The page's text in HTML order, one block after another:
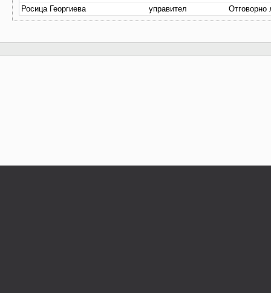
Росица Георгиева
управител Отговорно